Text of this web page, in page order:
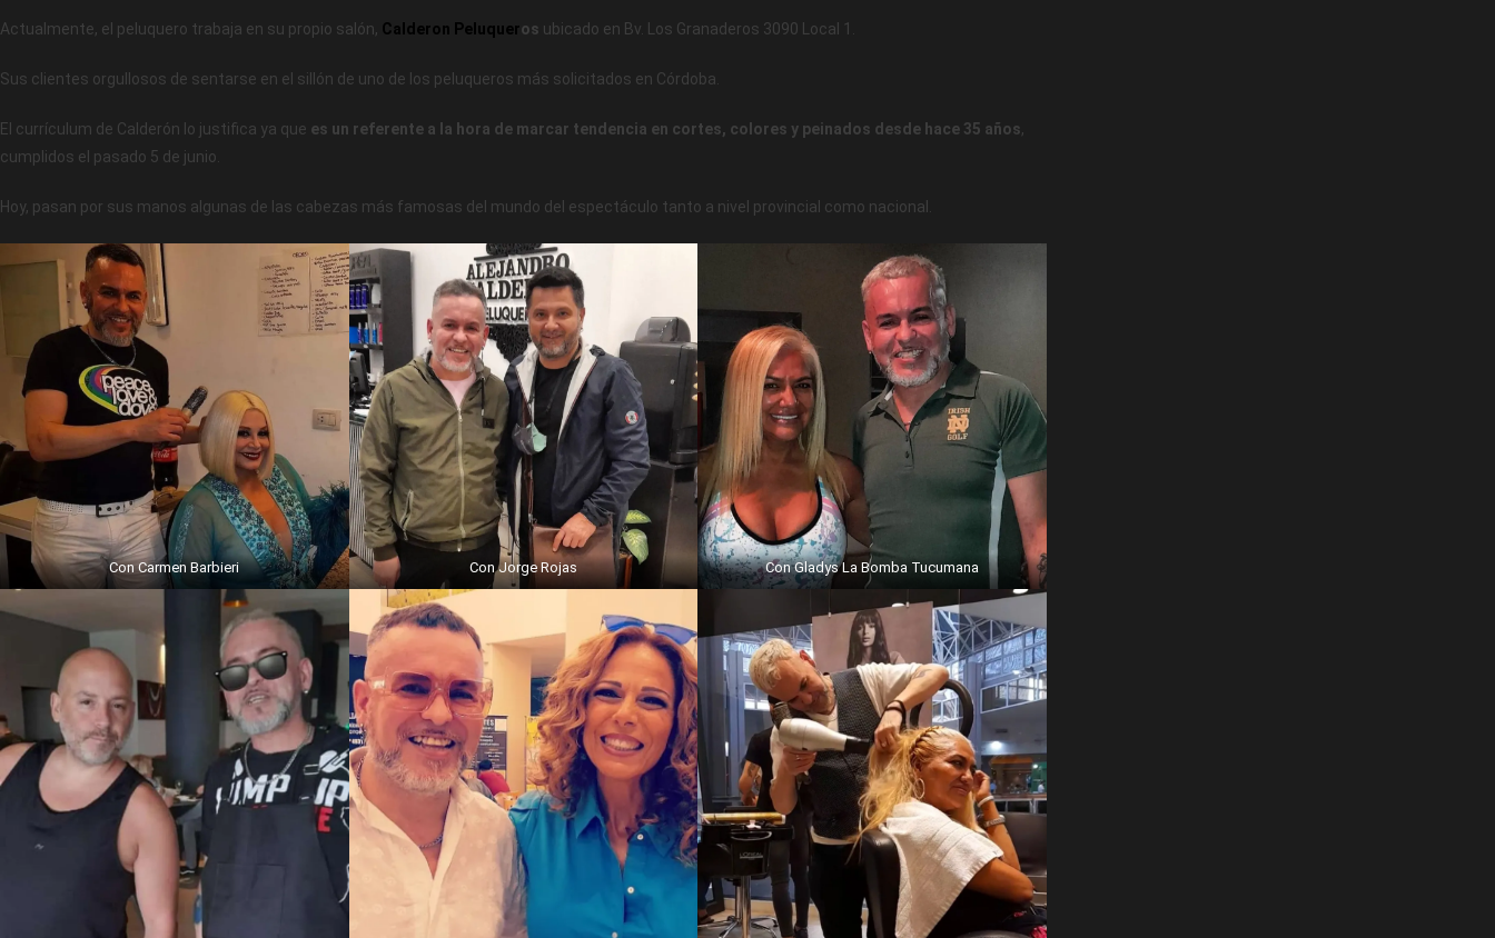
Actualmente, el peluquero trabaja en su propio salón, Calderon Peluqueros ubicado en Bv. Los Granaderos 3090 Local 1.
Sus clientes orgullosos de sentarse en el sillón de uno de los peluqueros más solicitados en Córdoba.
El currículum de Calderón lo justifica ya que es un referente a la hora de marcar tendencia en cortes, colores y peinados desde hace 35 años,
cumplidos el pasado 5 de junio.
Hoy, pasan por sus manos algunas de las cabezas más famosas del mundo del espectáculo tanto a nivel provincial como nacional.
Con Carmen Barbieri Con Jorge Rojas Con Gladys La Bomba Tucumana